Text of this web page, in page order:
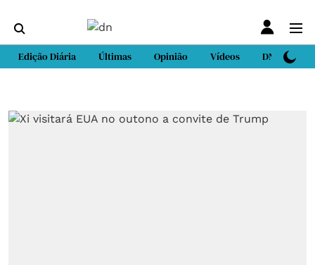
Edição Diária Últimas Opinião Vídeos DN Sport